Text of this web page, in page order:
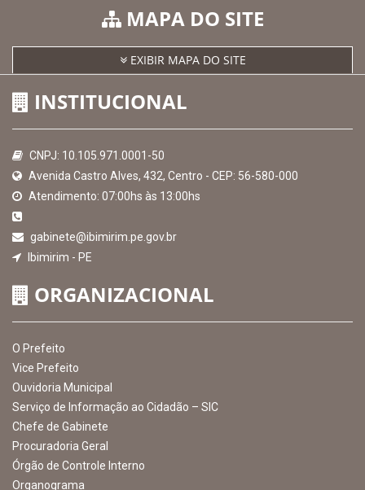
Consultar Convênios
Hora:
de 2026
MAPA DO SITE
INSTITUCIONAL
Atendimento: 07:00hs às 13:00hs
gabinete@ibimirim.pe.gov.br
Ibimirim - PE
ORGANIZACIONAL